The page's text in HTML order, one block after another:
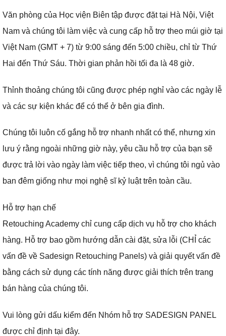
Văn phòng của Học viện Biên tập được đặt tại Hà Nội, Việt
Nam và chúng tôi làm việc và cung cấp hỗ trợ theo múi giờ tại
Việt Nam (GMT + 7) từ 9:00 sáng đến 5:00 chiều, chỉ từ Thứ
Hai đến Thứ Sáu. Thời gian phản hồi tối đa là 48 giờ.
Thỉnh thoảng chúng tôi cũng được phép nghỉ vào các ngày lễ
và các sự kiện khác để có thể ở bên gia đình.
Chúng tôi luôn cố gắng hỗ trợ nhanh nhất có thể, nhưng xin
lưu ý rằng ngoài những giờ này, yêu cầu hỗ trợ của bạn sẽ
được trả lời vào ngày làm việc tiếp theo, vì chúng tôi ngủ vào
ban đêm giống như mọi nghệ sĩ kỷ luật trên toàn cầu.
Hỗ trợ hạn chế
Retouching Academy chỉ cung cấp dịch vụ hỗ trợ cho khách
hàng. Hỗ trợ bao gồm hướng dẫn cài đặt, sửa lỗi (CHỈ các
vấn đề về Sadesign Retouching Panels) và giải quyết vấn đề
bằng cách sử dụng các tính năng được giải thích trên trang
bán hàng của chúng tôi.
Vui lòng gửi dấu kiểm đến Nhóm hỗ trợ SADESIGN PANEL
được chỉ định tại đây.